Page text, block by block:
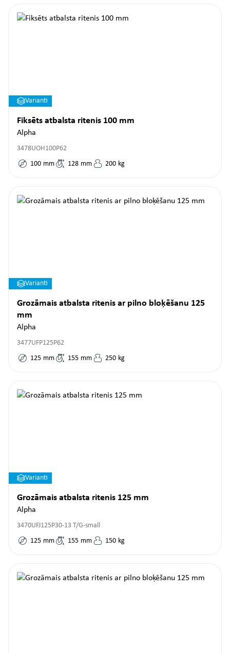
Varianti
Fiksēts atbalsta ritenis 100 mm
Alpha
3478UOH100P62
100 mm 128 mm 200 kg
Varianti
Grozāmais atbalsta ritenis ar pilno bloķēšanu 125
mm
Alpha
3477UFP125P62
125 mm 155 mm 250 kg
Varianti
Grozāmais atbalsta ritenis 125 mm
Alpha
3470UFJ125P30-13 T/G-small
125 mm 155 mm 150 kg